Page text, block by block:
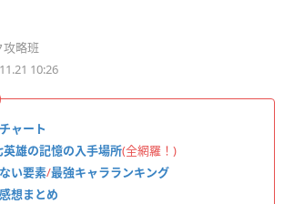
攻略班
10:26
ャート
英雄の記憶の入手場所(全網羅！)
い要素/最強キャラランキング
想まとめ